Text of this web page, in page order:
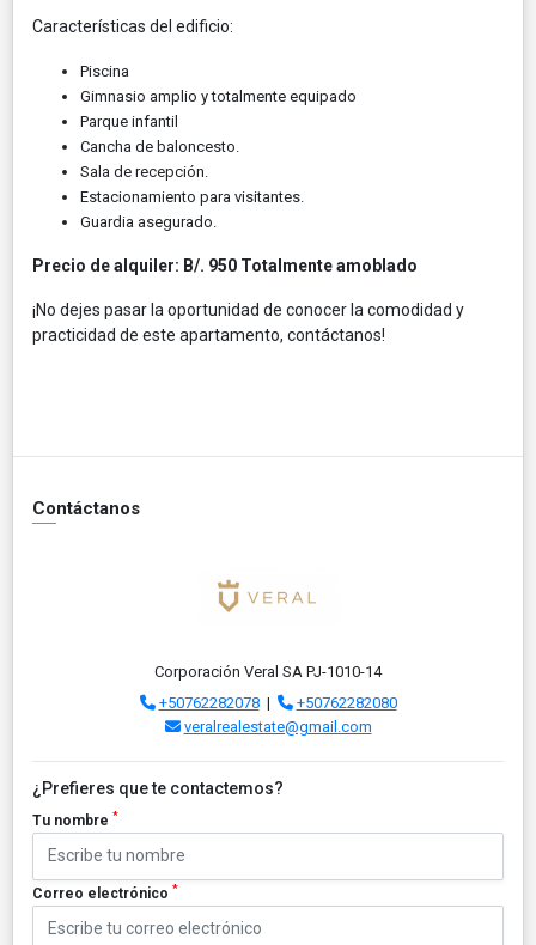
Características del edificio:
Piscina
Gimnasio amplio y totalmente equipado
Parque infantil
Cancha de baloncesto.
Sala de recepción.
Estacionamiento para visitantes.
Guardia asegurado.
Precio de alquiler: B/. 950 Totalmente amoblado
¡No dejes pasar la oportunidad de conocer la comodidad y
practicidad de este apartamento, contáctanos!
Contáctanos
Corporación Veral SA PJ-1010-14
+50762282078|
+50762282080
veralrealestate@gmail.com
¿Prefieres que te contactemos?
Tu nombre *
Correo electrónico *